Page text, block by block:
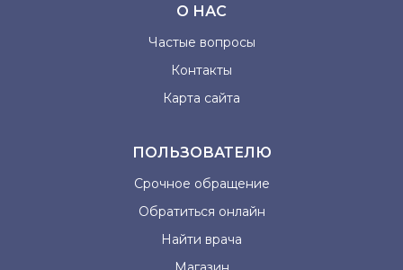
О НАС
Частые вопросы
Контакты
Карта сайта
ПОЛЬЗОВАТЕЛЮ
Срочное обращение
Обратиться онлайн
Найти врача